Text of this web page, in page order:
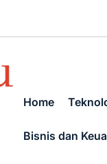
Home
Bisnis dan